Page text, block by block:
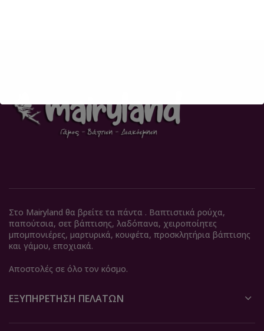
Στο Mairyland θα βρείτε τα πάντα . Βαπτιστικά ρούχα,
παπούτσια, σετ βάπτισης, λαδόπανα, χειροποίητες
μπομπονιέρες, μαρτυρικά, κουφέτα, προσκλητήρια βάπτισης
και γάμου, εποχιακά.
Αποστολές σε όλο τον κόσμο.
ΕΞΥΠΗΡΈΤΗΣΗ ΠΕΛΑΤΏΝ